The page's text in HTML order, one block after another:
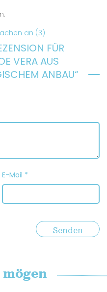
an (3)
FÜR
VERA AUS
ANBAU“
E-Mail *
mögen